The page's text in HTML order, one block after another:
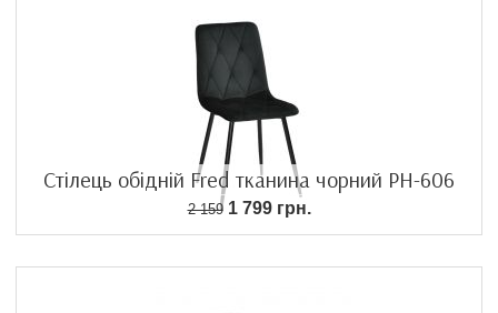
Стілець обідній Fred тканина чорний PH-606
2 1591 799 грн.